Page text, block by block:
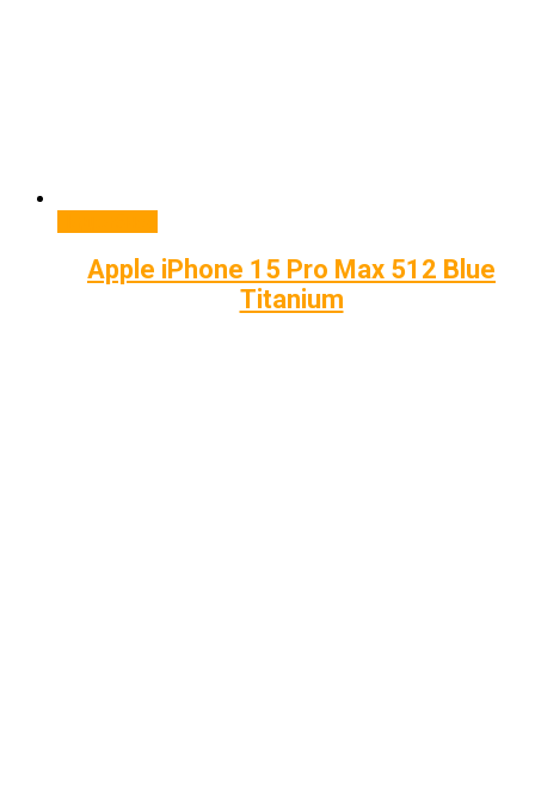
Apple iPhone 15 Pro Max 512 Blue
Titanium